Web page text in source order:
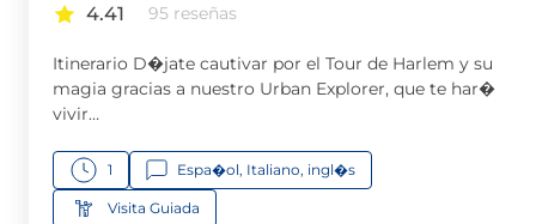
4.41 95 reseñas
Itinerario D�jate cautivar por el Tour de Harlem y su
magia gracias a nuestro Urban Explorer, que te har�
vivir…
1 Espa�ol, Italiano, ingl�s
Visita Guiada